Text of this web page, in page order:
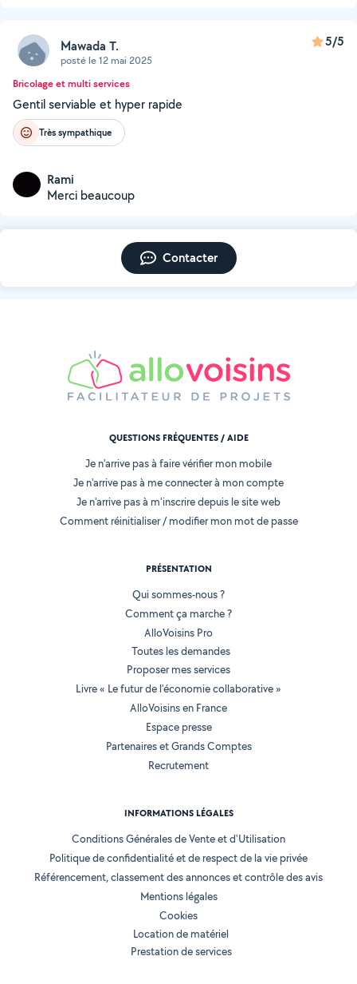
Mawada T.
posté le 12 mai 2025
5/5
Bricolage et multi services
Gentil serviable et hyper rapide
Très sympathique
Rami
Merci beaucoup
Contacter
QUESTIONS FRÉQUENTES / AIDE
Je n'arrive pas à faire vérifier mon mobile
Je n'arrive pas à me connecter à mon compte
Je n'arrive pas à m'inscrire depuis le site web
Comment réinitialiser / modifier mon mot de passe
PRÉSENTATION
Qui sommes-nous ?
Comment ça marche ?
AlloVoisins Pro
Toutes les demandes
Proposer mes services
Livre « Le futur de l'économie collaborative »
AlloVoisins en France
Espace presse
Partenaires et Grands Comptes
Recrutement
INFORMATIONS LÉGALES
Conditions Générales de Vente et d'Utilisation
Politique de confidentialité et de respect de la vie privée
Référencement, classement des annonces et contrôle des avis
Mentions légales
Cookies
Location de matériel
Prestation de services